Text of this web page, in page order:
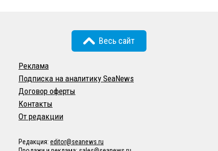
Весь сайт
Реклама
Подписка на аналитику SeaNews
Договор оферты
Контакты
От редакции
Редакция: editor@seanews.ru